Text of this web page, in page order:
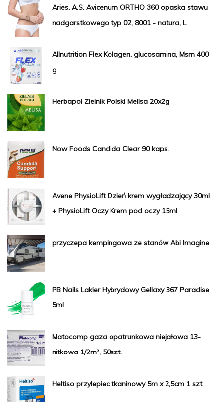
Aries, A.S. Avicenum ORTHO 360 opaska stawu
nadgarstkowego typ 02, 8001 - natura, L
Allnutrition Flex Kolagen, glucosamina, Msm 400
g
Herbapol Zielnik Polski Melisa 20x2g
Now Foods Candida Clear 90 kaps.
Avene PhysioLift Dzień krem wygładzający 30ml
+ PhysioLift Oczy Krem pod oczy 15ml
przyczepa kempingowa ze stanów Abi Imagine
PB Nails Lakier Hybrydowy Gellaxy 367 Paradise
5ml
Matocomp gaza opatrunkowa niejałowa 13-
nitkowa 1/2m², 50szt.
Heltiso przylepiec tkaninowy 5m x 2,5cm 1 szt